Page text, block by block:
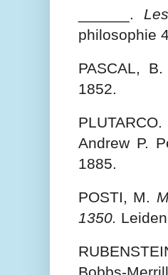
______.
philosophie
PASCAL, B.
1852.
PLUTARCO.
Andrew P.
1885.
POSTI, M.
1350.